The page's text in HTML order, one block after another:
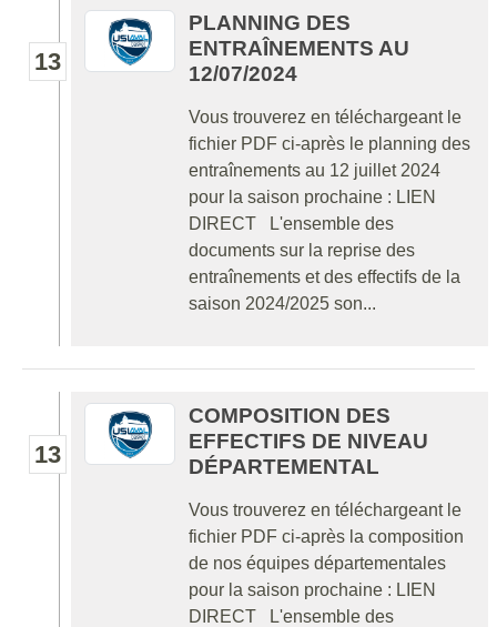
13
PLANNING DES
ENTRAÎNEMENTS AU
12/07/2024
Vous trouverez en téléchargeant le
fichier PDF ci-après le planning des
entraînements au 12 juillet 2024
pour la saison prochaine : LIEN
DIRECT L'ensemble des
documents sur la reprise des
entraînements et des effectifs de la
saison 2024/2025 son...
13
COMPOSITION DES
EFFECTIFS DE NIVEAU
DÉPARTEMENTAL
Vous trouverez en téléchargeant le
fichier PDF ci-après la composition
de nos équipes départementales
pour la saison prochaine : LIEN
DIRECT L'ensemble des